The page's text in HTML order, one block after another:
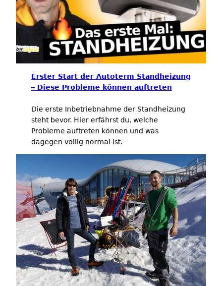
Erster Start der Autoterm Standheizung
– Diese Probleme können auftreten
Die erste Inbetriebnahme der Standheizung
steht bevor. Hier erfährst du, welche
Probleme auftreten können und was
dagegen völlig normal ist.